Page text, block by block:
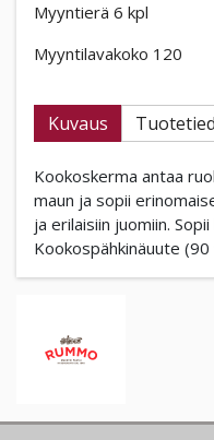
Myyntierä 6 kpl
Myyntilavakoko 120
Kuvaus
Kookoskerma antaa
maun ja sopii
ja erilaisiin juomiin.
Kookospähkinäuute (90